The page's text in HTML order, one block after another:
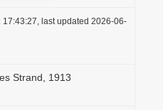
17:43:27, last updated 2026-06-
Strand, 1913